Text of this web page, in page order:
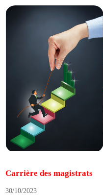
Carrière des magistrats
30/10/2023